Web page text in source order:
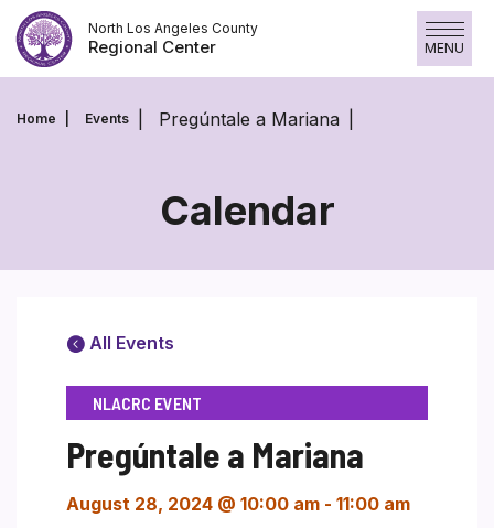
Skip
to
content
North Los Angeles County
Regional Center MENU
Home Events Pregúntale a Mariana
Calendar
All Events
NLACRC EVENT
Pregúntale a Mariana
August 28, 2024 @ 10:00 am - 11:00 am